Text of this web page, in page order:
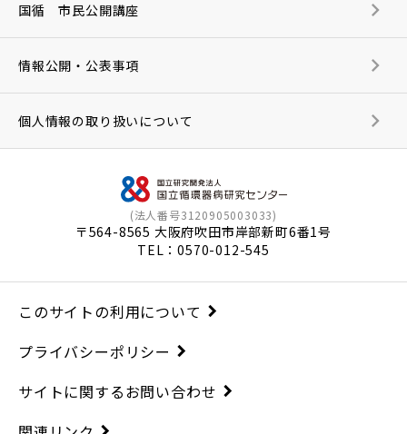
(法人番号3120905003033)
〒564-8565 大阪府吹田市岸部新町6番1号
TEL：0570-012-545
国循 市民公開講座
情報公開・公表事項
個人情報の取り扱いについて
このサイトの利用について
プライバシーポリシー
サイトに関するお問い合わせ